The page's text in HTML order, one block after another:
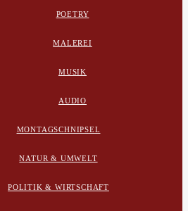
POETRY
MALEREI
MUSIK
AUDIO
MONTAGSCHNIPSEL
NATUR & UMWELT
POLITIK & WIRTSCHAFT